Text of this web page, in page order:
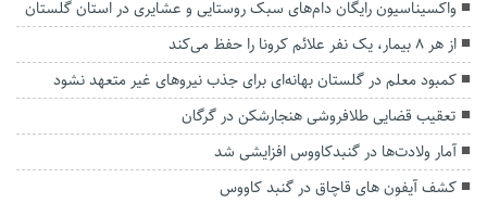
واکسیناسیون رایگان دام‌های سبک روستایی و عشایری در استان گلستان
از هر ۸ بیمار، یک نفر علائم کرونا را حفظ می‌کند
کمبود معلم در گلستان بهانه‌ای برای جذب نیروهای غیر متعهد نشود
تعقیب قضایی طلافروشی هنجارشکن در گرگان
آمار ولادت‌ها در گنبدکاووس افزایشی شد
کشف آیفون های قاچاق در گنبد کاووس